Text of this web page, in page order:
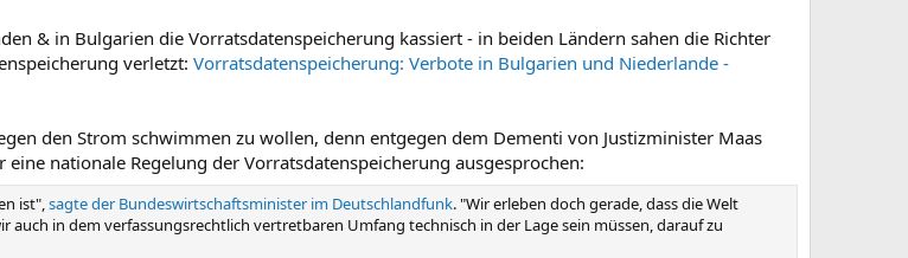
& in Bulgarien die Vorratsdatenspeicherung kassiert - in beiden Ländern sahen die Richter
verletzt: Vorratsdatenspeicherung: Verbote in Bulgarien und Niederlande -
den Strom schwimmen zu wollen, denn entgegen dem Dementi von Justizminister Maas
eine nationale Regelung der Vorratsdatenspeicherung ausgesprochen:
ist", sagte der Bundeswirtschaftsminister im Deutschlandfunk. "Wir erleben doch gerade, dass die Welt
auch in dem verfassungsrechtlich vertretbaren Umfang technisch in der Lage sein müssen, darauf zu